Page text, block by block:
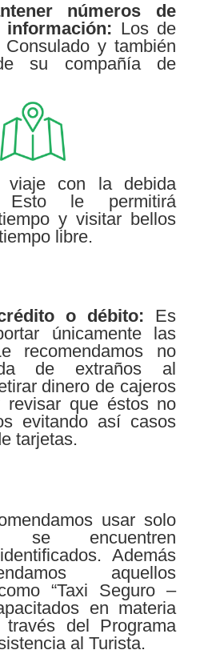
números de
Los de
y también
su compañía de
viaje con la debida
Esto le permitirá
y visitar bellos
libre.
o débito: Es
únicamente las
recomendamos no
de extraños al
dinero de cajeros
revisar que éstos no
evitando así casos
tarjetas.
usar solo
encuentren
Además
aquellos
“Taxi Seguro –
en materia
del Programa
al Turista.